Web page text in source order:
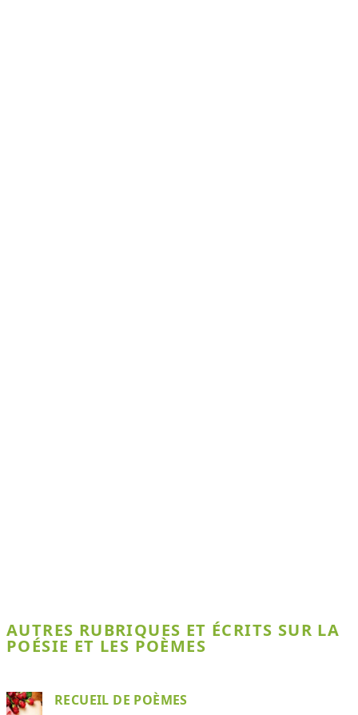
AUTRES RUBRIQUES ET ÉCRITS SUR LA
POÉSIE ET LES POÈMES
RECUEIL DE POÈMES